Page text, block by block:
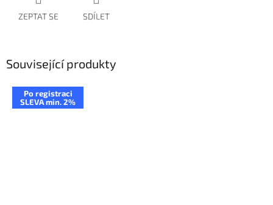
ZEPTAT SE SDÍLET
Související produkty
Po registraci
SLEVA min. 2%